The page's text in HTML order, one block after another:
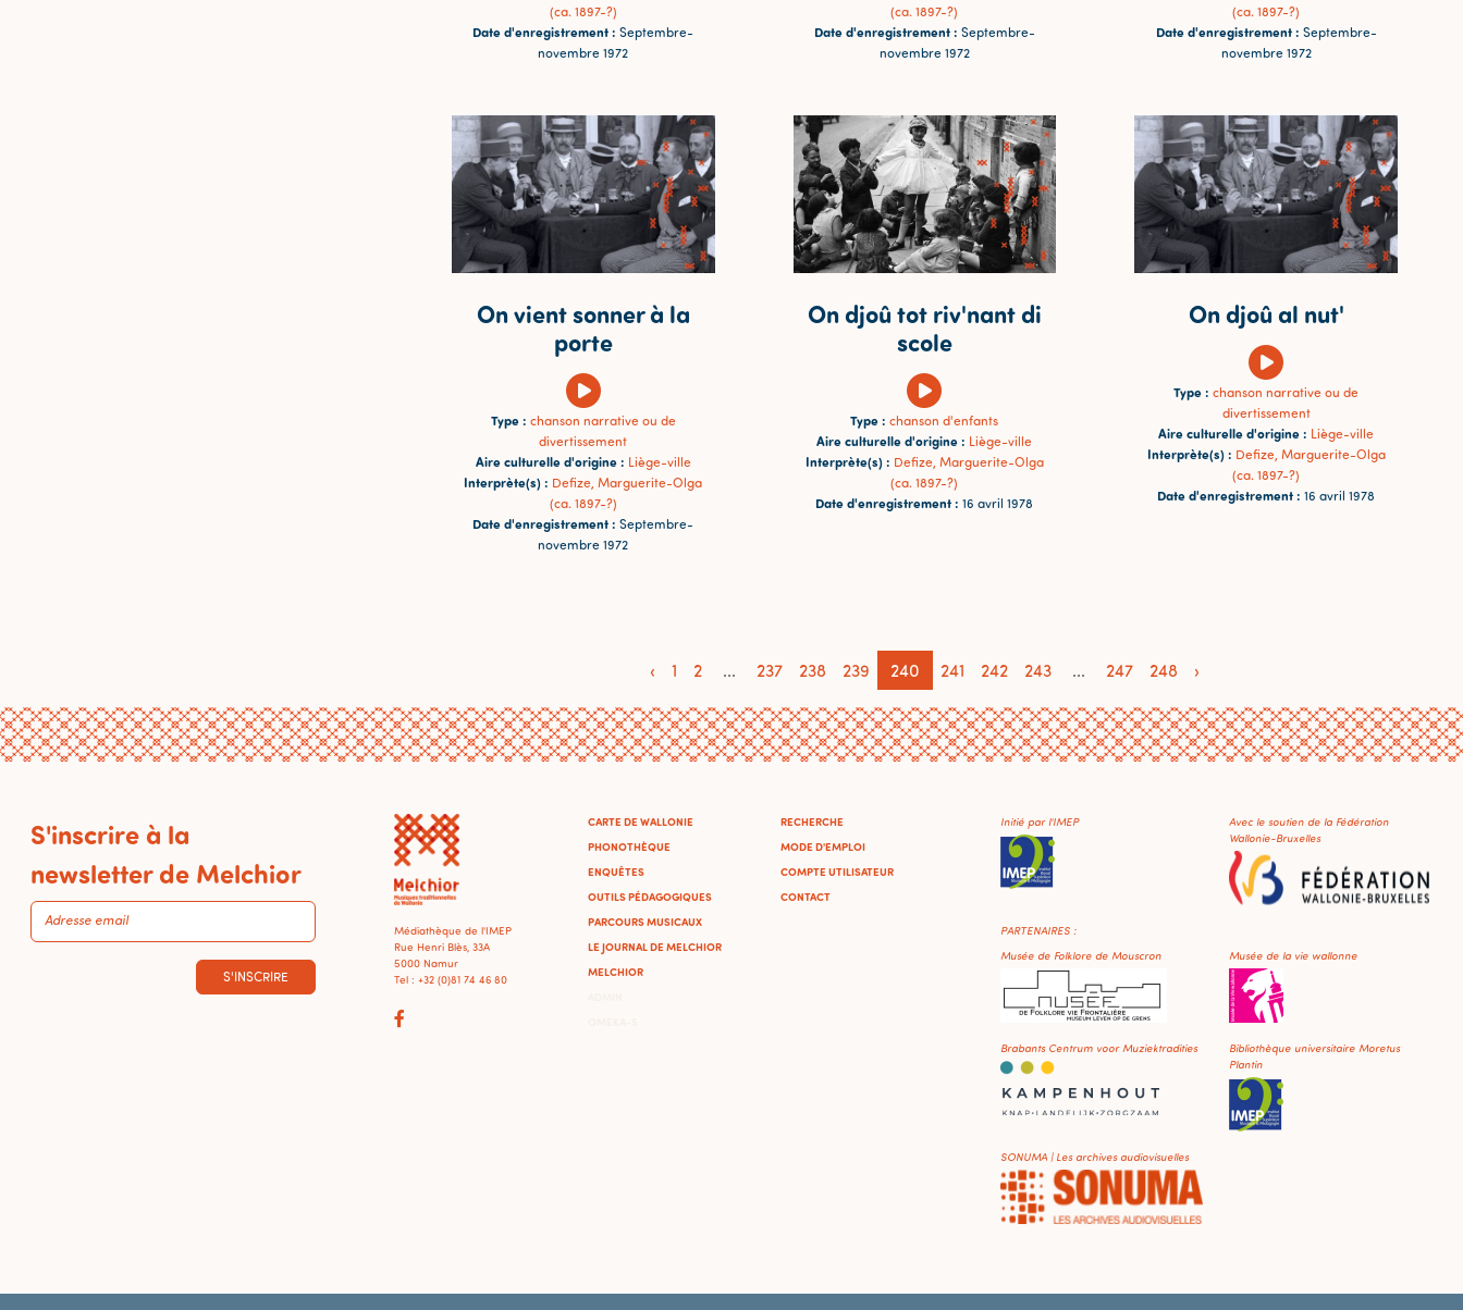
(ca. 1897-?)
Date d'enregistrement : Septembre-
novembre 1972
(ca. 1897-?)
Date d'enregistrement : Septembre-
novembre 1972
(ca. 1897-?)
Date d'enregistrement : Septembre-
novembre 1972
On vient sonner à la
porte
Type : chanson narrative ou de
divertissement
Aire culturelle d'origine : Liège-ville
Interprète(s) : Defize, Marguerite-Olga
(ca. 1897-?)
Date d'enregistrement : Septembre-
novembre 1972
On djoû tot riv'nant di
scole
Type : chanson d'enfants
Aire culturelle d'origine : Liège-ville
Interprète(s) : Defize, Marguerite-Olga
(ca. 1897-?)
Date d'enregistrement : 16 avril 1978
On djoû al nut'
Type : chanson narrative ou de
divertissement
Aire culturelle d'origine : Liège-ville
Interprète(s) : Defize, Marguerite-Olga
(ca. 1897-?)
Date d'enregistrement : 16 avril 1978
‹ 1 2 ... 237 238 239 240 241 242 243 ... 247 248 ›
S'inscrire à la
newsletter de Melchior
S'INSCRIRE
Médiathèque de l'IMEP
Rue Henri Blès, 33A
5000 Namur
Tel : +32 (0)81 74 46 80
CARTE DE WALLONIE
PHONOTHÈQUE
ENQUÊTES
OUTILS PÉDAGOGIQUES
PARCOURS MUSICAUX
LE JOURNAL DE MELCHIOR
MELCHIOR
RECHERCHE
MODE D'EMPLOI
COMPTE UTILISATEUR
CONTACT
Initié par l'IMEP
Avec le soutien de la Fédération
Wallonie-Bruxelles
PARTENAIRES :
Musée de Folklore de Mouscron
Musée de la vie wallonne
Brabants Centrum voor Muziektradities
Bibliothèque universitaire Moretus
Plantin
SONUMA | Les archives audiovisuelles